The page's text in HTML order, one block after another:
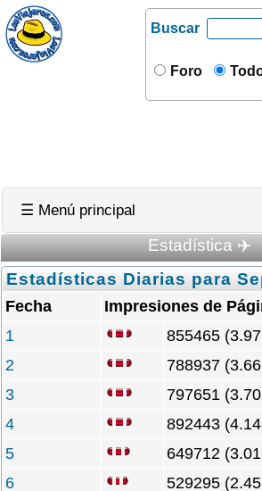
Buscar
Foro
☰ Menú principal
Estadística ✈️
Estadísticas Diarias para
Fecha
Impresiones de
1
855465
2
788937
3
797651
4
892443
5
649712
6
529295